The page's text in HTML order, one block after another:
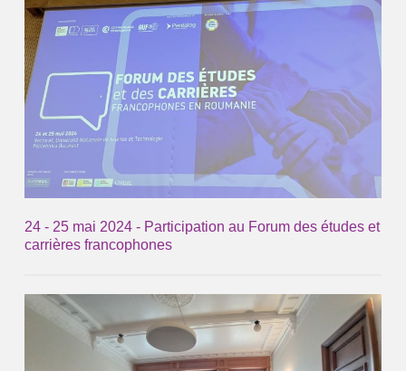
24 - 25 mai 2024 - Participation au Forum des études et
carrières francophones